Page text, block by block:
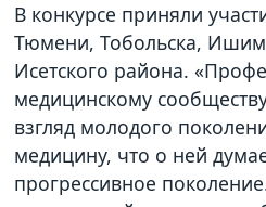
В конкурсе приняли
Тюмени, Тобольска,
Исетского района.
медицинскому
взгляд молодого
медицину, что о ней
прогрессивное